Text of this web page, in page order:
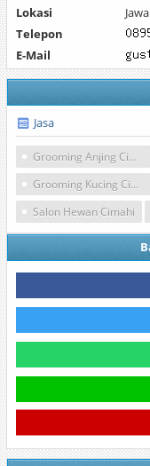
Lokasi
Telepon
E-Mail
Jasa
Grooming Anjing Cimahi
Grooming Kucing Cimahi
Salon Hewan Cimahi